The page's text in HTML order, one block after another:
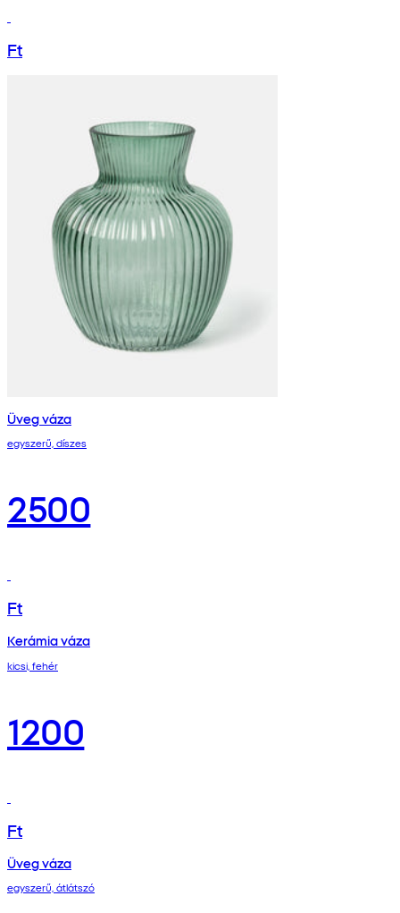
Ft
Üveg váza
egyszerű, díszes
2500
Ft
Kerámia váza
kicsi, fehér
1200
Ft
Üveg váza
egyszerű, átlátszó